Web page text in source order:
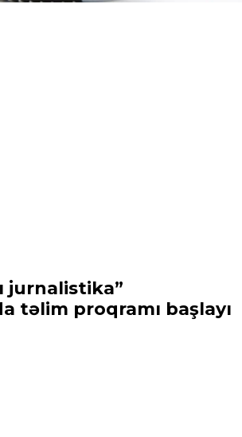
jurnalistika”
təlim proqramı başlayı